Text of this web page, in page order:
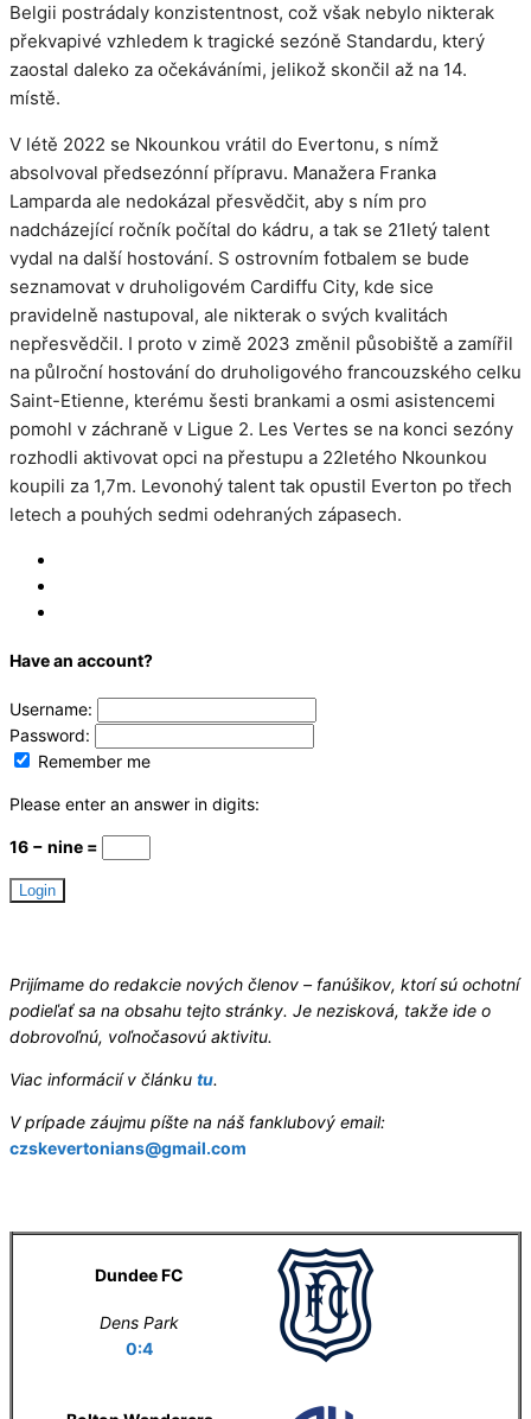
Belgii postrádaly konzistentnost, což však nebylo nikterak
překvapivé vzhledem k tragické sezóně Standardu, který
zaostal daleko za očekáváními, jelikož skončil až na 14.
místě.
V létě 2022 se Nkounkou vrátil do Evertonu, s nímž
absolvoval předsezónní přípravu. Manažera Franka
Lamparda ale nedokázal přesvědčit, aby s ním pro
nadcházející ročník počítal do kádru, a tak se 21letý talent
vydal na další hostování. S ostrovním fotbalem se bude
seznamovat v druholigovém Cardiffu City, kde sice
pravidelně nastupoval, ale nikterak o svých kvalitách
nepřesvědčil. I proto v zimě 2023 změnil působiště a zamířil
na půlroční hostování do druholigového francouzského celku
Saint-Etienne, kterému šesti brankami a osmi asistencemi
pomohl v záchraně v Ligue 2. Les Vertes se na konci sezóny
rozhodli aktivovat opci na přestupu a 22letého Nkounkou
koupili za 1,7m. Levonohý talent tak opustil Everton po třech
letech a pouhých sedmi odehraných zápasech.
Have an account?
Username:
Password:
Remember me
Please enter an answer in digits:
16 − nine =
Prijímame do redakcie nových členov – fanúšikov, ktorí sú ochotní
podieľať sa na obsahu tejto stránky. Je nezisková, takže ide o
dobrovoľnú, voľnočasovú aktivitu.
Viac informácií v článku tu.
V prípade záujmu píšte na náš fanklubový email:
czskevertonians@gmail.com
Dundee FC
Dens Park
0:4